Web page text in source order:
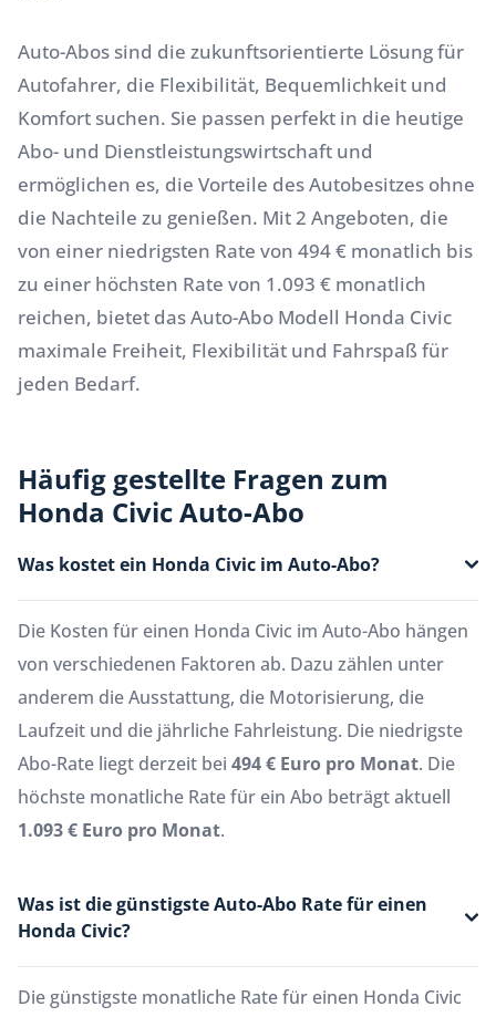
Auto-Abos sind die zukunftsorientierte Lösung für
Autofahrer, die Flexibilität, Bequemlichkeit und
Komfort suchen. Sie passen perfekt in die heutige
Abo- und Dienstleistungswirtschaft und
ermöglichen es, die Vorteile des Autobesitzes ohne
die Nachteile zu genießen. Mit 2 Angeboten, die
von einer niedrigsten Rate von 494 € monatlich bis
zu einer höchsten Rate von 1.093 € monatlich
reichen, bietet das Auto-Abo Modell Honda Civic
maximale Freiheit, Flexibilität und Fahrspaß für
jeden Bedarf.
Häufig gestellte Fragen zum
Honda Civic Auto-Abo
Was kostet ein Honda Civic im Auto-Abo?
Die Kosten für einen Honda Civic im Auto-Abo hängen
von verschiedenen Faktoren ab. Dazu zählen unter
anderem die Ausstattung, die Motorisierung, die
Laufzeit und die jährliche Fahrleistung. Die niedrigste
Abo-Rate liegt derzeit bei 494 € Euro pro Monat. Die
höchste monatliche Rate für ein Abo beträgt aktuell
1.093 € Euro pro Monat.
Was ist die günstigste Auto-Abo Rate für einen
Honda Civic?
Die günstigste monatliche Rate für einen Honda Civic